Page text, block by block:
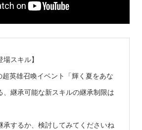
場スキル】
英雄召喚イベント「輝く夏をあな
、継承可能な新スキルの継承制限は
承するか、検討してみてくださいね